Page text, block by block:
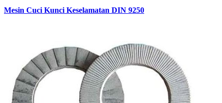
Mesin Cuci Kunci Keselamatan DIN 9250